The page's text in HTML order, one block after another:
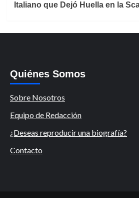
Italiano que Dejó Huella en la
Quiénes Somos
Sobre Nosotros
Equipo de Redacción
¿Deseas reproducir una biografía?
Contacto